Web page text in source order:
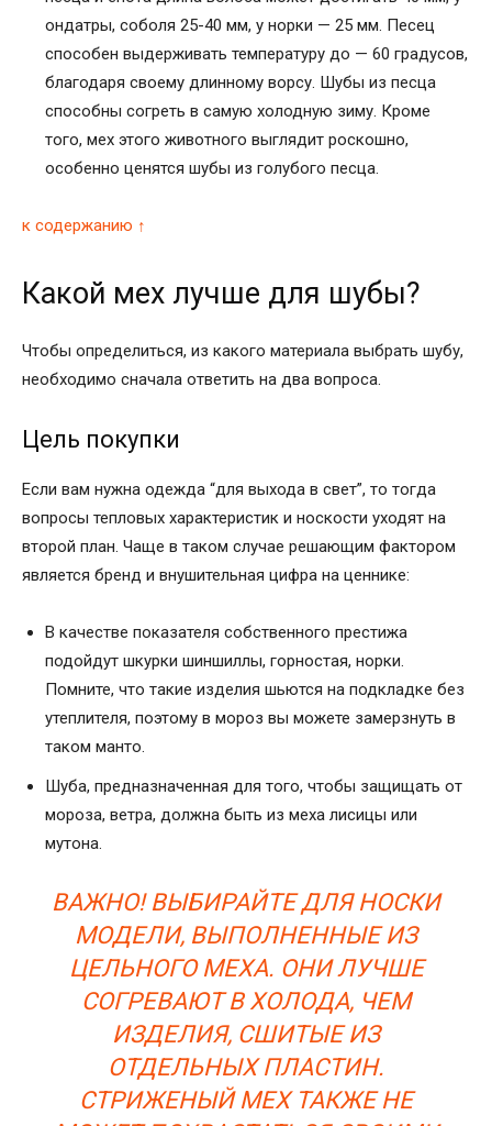
ондатры, соболя 25-40 мм, у норки — 25 мм. Песец
способен выдерживать температуру до — 60 градусов,
благодаря своему длинному ворсу. Шубы из песца
способны согреть в самую холодную зиму. Кроме
того, мех этого животного выглядит роскошно,
особенно ценятся шубы из голубого песца.
к содержанию ↑
Какой мех лучше для шубы?
Чтобы определиться, из какого материала выбрать шубу,
необходимо сначала ответить на два вопроса.
Цель покупки
Если вам нужна одежда “для выхода в свет”, то тогда
вопросы тепловых характеристик и носкости уходят на
второй план. Чаще в таком случае решающим фактором
является бренд и внушительная цифра на ценнике:
В качестве показателя собственного престижа
подойдут шкурки шиншиллы, горностая, норки.
Помните, что такие изделия шьются на подкладке без
утеплителя, поэтому в мороз вы можете замерзнуть в
таком манто.
Шуба, предназначенная для того, чтобы защищать от
мороза, ветра, должна быть из меха лисицы или
мутона.
ВАЖНО! ВЫБИРАЙТЕ ДЛЯ НОСКИ
МОДЕЛИ, ВЫПОЛНЕННЫЕ ИЗ
ЦЕЛЬНОГО МЕХА. ОНИ ЛУЧШЕ
СОГРЕВАЮТ В ХОЛОДА, ЧЕМ
ИЗДЕЛИЯ, СШИТЫЕ ИЗ
ОТДЕЛЬНЫХ ПЛАСТИН.
СТРИЖЕНЫЙ МЕХ ТАКЖЕ НЕ